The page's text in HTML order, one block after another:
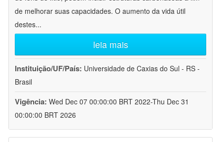
de melhorar suas capacidades. O aumento da vida útil
destes...
leia mais
Instituição/UF/País: Universidade de Caxias do Sul - RS -
Brasil
Vigência: Wed Dec 07 00:00:00 BRT 2022-Thu Dec 31
00:00:00 BRT 2026